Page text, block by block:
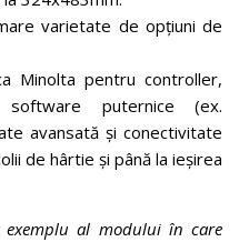
varietate de opțiuni de
Minolta pentru controller,
puternice (ex.
avansată și conectivitate
de hârtie și până la ieșirea
exemplu al modului în care